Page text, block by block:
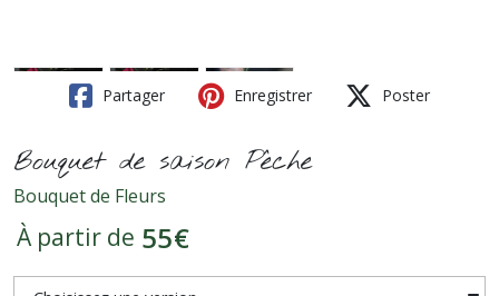
Partager Enregistrer Poster
Bouquet de saison Pêche
Bouquet de Fleurs
À partir de 55€